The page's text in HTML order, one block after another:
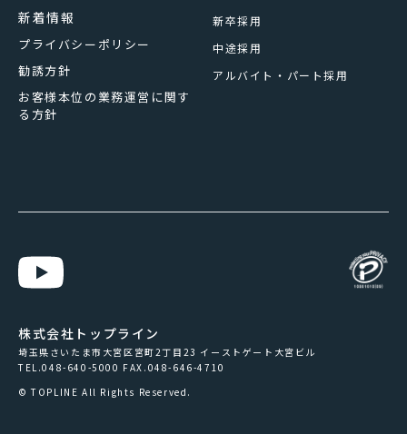
新卒採用
中途採用
アルバイト・パート採用
新着情報
プライバシーポリシー
勧誘方針
お客様本位の業務運営に関す
る方針
株式会社トップライン
埼玉県さいたま市大宮区宮町2丁目23 イーストゲート大宮ビル
TEL.048-640-5000 FAX.048-646-4710
© TOPLINE All Rights Reserved.